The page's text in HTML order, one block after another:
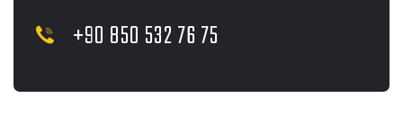
+90 850 532 76 75